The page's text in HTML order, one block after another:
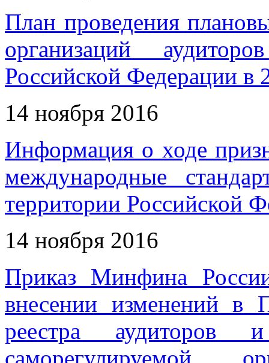
План проведения
организаций
Российской Федерации в
14 ноября 2016
Информация о ходе
международные
территории Российской
14 ноября 2016
Приказ Минфина
внесении изменений в
реестра аудиторов
саморегулируемой